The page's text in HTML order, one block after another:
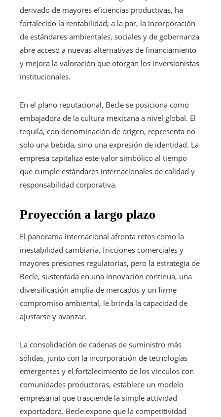
derivado de mayores eficiencias productivas, ha
fortalecido la rentabilidad; a la par, la incorporación
de estándares ambientales, sociales y de gobernanza
abre acceso a nuevas alternativas de financiamiento
y mejora la valoración que otorgan los inversionistas
institucionales.
En el plano reputacional, Becle se posiciona como
embajadora de la cultura mexicana a nivel global. El
tequila, con denominación de origen, representa no
solo una bebida, sino una expresión de identidad. La
empresa capitaliza este valor simbólico al tiempo
que cumple estándares internacionales de calidad y
responsabilidad corporativa.
Proyección a largo plazo
El panorama internacional afronta retos como la
inestabilidad cambiaria, fricciones comerciales y
mayores presiones regulatorias, pero la estrategia de
Becle, sustentada en una innovación continua, una
diversificación amplia de mercados y un firme
compromiso ambiental, le brinda la capacidad de
ajustarse y avanzar.
La consolidación de cadenas de suministro más
sólidas, junto con la incorporación de tecnologías
emergentes y el fortalecimiento de los vínculos con
comunidades productoras, establece un modelo
empresarial que trasciende la simple actividad
exportadora. Becle expone que la competitividad